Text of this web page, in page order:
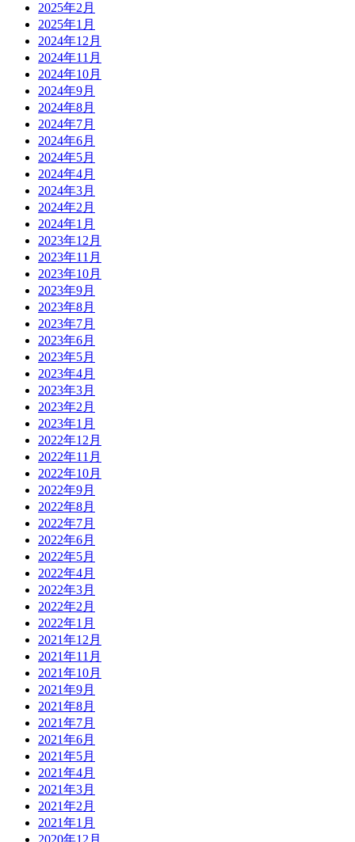
2025年2月
2025年1月
2024年12月
2024年11月
2024年10月
2024年9月
2024年8月
2024年7月
2024年6月
2024年5月
2024年4月
2024年3月
2024年2月
2024年1月
2023年12月
2023年11月
2023年10月
2023年9月
2023年8月
2023年7月
2023年6月
2023年5月
2023年4月
2023年3月
2023年2月
2023年1月
2022年12月
2022年11月
2022年10月
2022年9月
2022年8月
2022年7月
2022年6月
2022年5月
2022年4月
2022年3月
2022年2月
2022年1月
2021年12月
2021年11月
2021年10月
2021年9月
2021年8月
2021年7月
2021年6月
2021年5月
2021年4月
2021年3月
2021年2月
2021年1月